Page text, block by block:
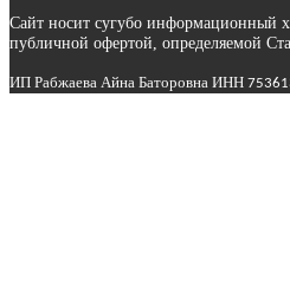
Сайт носит сугубо информационный
публичной офертой, определяемой
ИП Рабжаева Айна Баторовна ИНН